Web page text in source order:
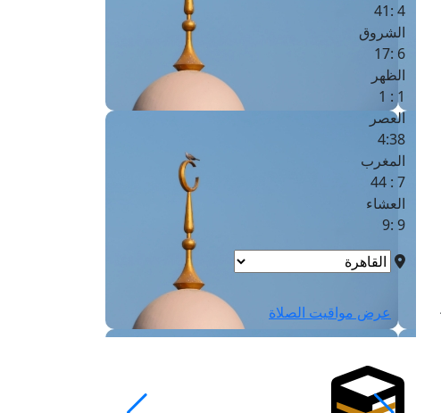
4 :41
الشروق
6 :17
الظهر
1 : 1
العصر
4:38
المغرب
7 : 44
العشاء
9 :9
عرض مواقيت الصلاة